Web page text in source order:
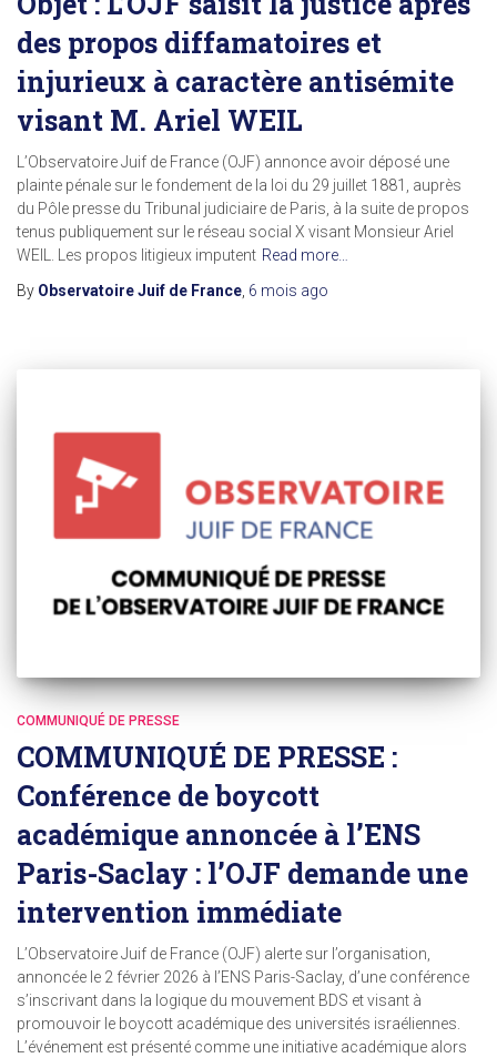
des propos diffamatoires et
injurieux à caractère antisémite
visant M. Ariel WEIL
L’Observatoire Juif de France (OJF) annonce avoir déposé une
plainte pénale sur le fondement de la loi du 29 juillet 1881, auprès
du Pôle presse du Tribunal judiciaire de Paris, à la suite de propos
tenus publiquement sur le réseau social X visant Monsieur Ariel
WEIL. Les propos litigieux imputent Read more…
By Observatoire Juif de France 6 mois ago
COMMUNIQUÉ DE PRESSE
COMMUNIQUÉ DE PRESSE :
Conférence de boycott
académique annoncée à l’ENS
Paris-Saclay : l’OJF demande une
intervention immédiate
L’Observatoire Juif de France (OJF) alerte sur l’organisation,
annoncée le 2 février 2026 à l’ENS Paris-Saclay, d’une conférence
s’inscrivant dans la logique du mouvement BDS et visant à
promouvoir le boycott académique des universités israéliennes.
L’événement est présenté comme une initiative académique alors